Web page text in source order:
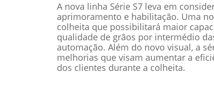
A nova linha Série S7 leva em
aprimoramento e habilitação. Uma
colheita que possibilitará maior
qualidade de grãos por intermédio
automação. Além do novo visual, a
melhorias que visam aumentar a
dos clientes durante a colheita.